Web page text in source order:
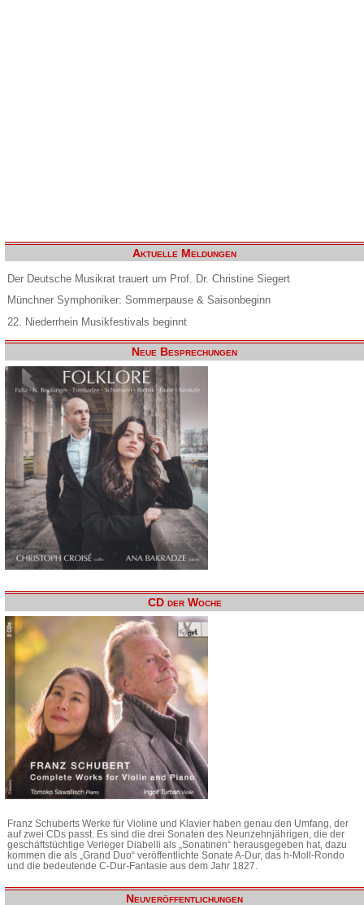
Aktuelle Meldungen
Der Deutsche Musikrat trauert um Prof. Dr. Christine Siegert
Münchner Symphoniker: Sommerpause & Saisonbeginn
22. Niederrhein Musikfestivals beginnt
Neue Besprechungen
CD der Woche
Franz Schuberts Werke für Violine und Klavier haben genau den Umfang, der
auf zwei CDs passt. Es sind die drei Sonaten des Neunzehnjährigen, die der
geschäftstüchtige Verleger Diabelli als „Sonatinen“ herausgegeben hat, dazu
kommen die als „Grand Duo“ veröffentlichte Sonate A-Dur, das h-Moll-Rondo
und die bedeutende C-Dur-Fantasie aus dem Jahr 1827.
Neuveröffentlichungen